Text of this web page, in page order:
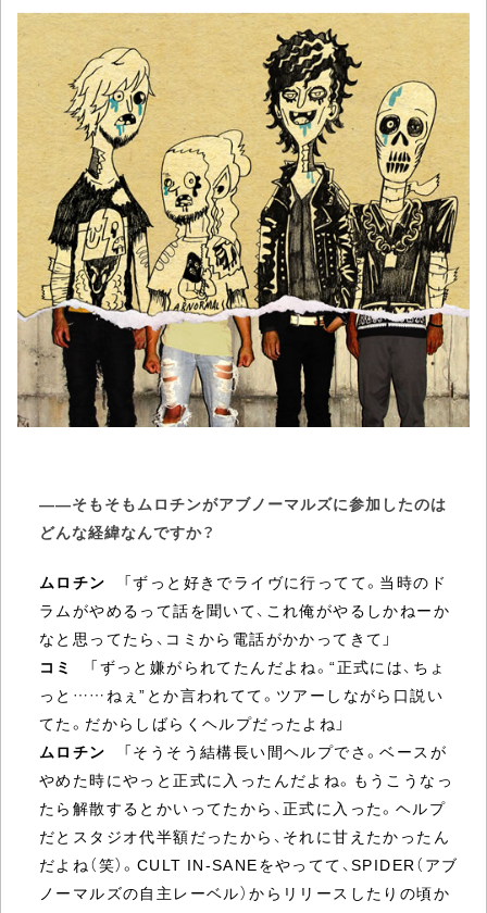
――そもそもムロチンがアブノーマルズに参加したのは
どんな経緯なんですか？
ムロチン 「ずっと好きでライヴに行ってて。当時のド
ラムがやめるって話を聞いて、これ俺がやるしかねーか
なと思ってたら、コミから電話がかかってきて」
コミ
「ずっと嫌がられてたんだよね。“正式には、ちょ
っと……ねぇ”とか言われてて。ツアーしながら口説い
てた。だからしばらくヘルプだったよね」
ムロチン 「そうそう結構長い間ヘルプでさ。ベースが
やめた時にやっと正式に入ったんだよね。もうこうなっ
たら解散するとかいってたから、正式に入った。ヘルプ
だとスタジオ代半額だったから、それに甘えたかったん
だよね（笑）。CULT IN-SANEをやってて、SPIDER（アブ
ノーマルズの自主レーベル）からリリースしたりの頃か